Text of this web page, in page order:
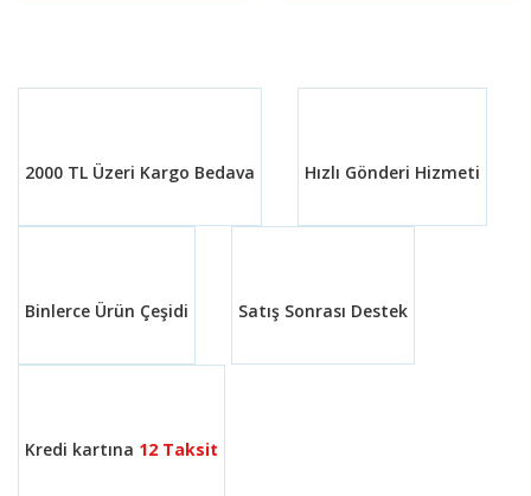
2000 TL Üzeri Kargo Bedava Hızlı Gönderi Hizmeti
Binlerce Ürün Çeşidi Satış Sonrası Destek
Kredi kartına 12 Taksit